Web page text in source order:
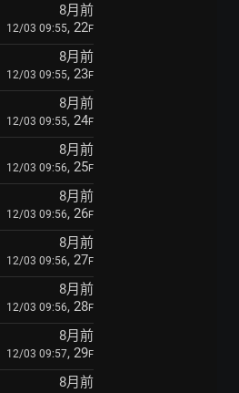
8月前
12/03 09:55, 22F
8月前
12/03 09:55, 23F
8月前
12/03 09:55, 24F
8月前
12/03 09:56, 25F
8月前
12/03 09:56, 26F
8月前
12/03 09:56, 27F
8月前
12/03 09:56, 28F
8月前
12/03 09:57, 29F
8月前